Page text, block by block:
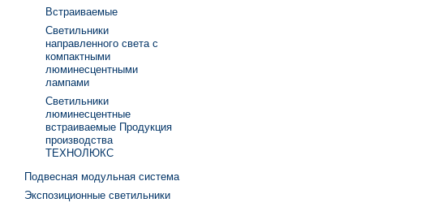
Встраиваемые
Светильники
направленного света с
компактными
люминесцентными
лампами
Светильники
люминесцентные
встраиваемые Продукция
производства
ТЕХНОЛЮКС
Подвесная модульная система
Экспозиционные светильники